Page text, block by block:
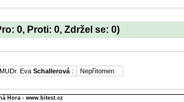
0, Proti: 0, Zdržel se: 0)
MUDr. Eva Schallerová : Nepřítomen
Hora - www.bitest.cz